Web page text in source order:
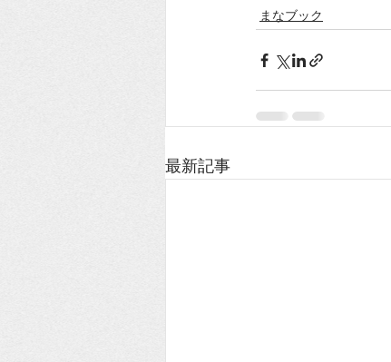
まなブック
最新記事